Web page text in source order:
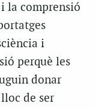
la comprensió
i
perquè les
donar
de ser